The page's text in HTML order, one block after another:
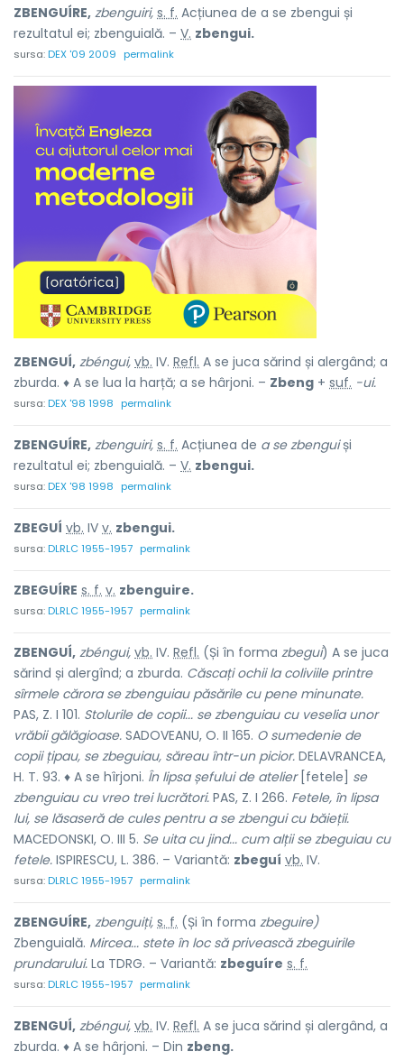
ZBENGUÍRE, zbenguiri, s. f. Acțiunea de a se zbengui și
rezultatul ei; zbenguială. – V. zbengui.
sursa:DEX '09 2009 permalink
ZBENGUÍ, zbéngui, vb. IV. Refl. A se juca sărind și alergând; a
zburda. ♦ A se lua la harță; a se hârjoni. – Zbeng + suf. -ui.
sursa:DEX '98 1998 permalink
ZBENGUÍRE, zbenguiri, s. f. Acțiunea de a se zbenguiși
rezultatul ei; zbenguială. – V. zbengui.
sursa:DEX '98 1998 permalink
ZBEGUÍ vb. IV v. zbengui.
sursa:DLRLC 1955-1957 permalink
ZBEGUÍRE s. f. v. zbenguire.
sursa:DLRLC 1955-1957 permalink
ZBENGUÍ, zbéngui, vb. IV. Refl. (Și în forma zbegui) A se juca
sărind și alergînd; a zburda. Căscați ochii la coliviile printre
sîrmele cărora se zbenguiau păsările cu pene minunate.
PAS, Z. I 101. Stolurile de copii... se zbenguiau cu veselia unor
vrăbii gălăgioase. SADOVEANU, O. II 165. O sumedenie de
copii țipau, se zbeguiau, săreau într-un picior. DELAVRANCEA,
H. T. 93. ♦ A se hîrjoni. În lipsa șefului de atelier[fetele] se
zbenguiau cu vreo trei lucrători. PAS, Z. I 266. Fetele, în lipsa
lui, se lăsaseră de cules pentru a se zbengui cu băieții.
MACEDONSKI, O. III 5. Se uita cu jind... cum alții se zbeguiau cu
fetele. ISPIRESCU, L. 386. – Variantă: zbeguí vb. IV.
sursa:DLRLC 1955-1957 permalink
ZBENGUÍRE, zbenguiți, s. f. (Și în forma zbeguire)
Zbenguială. Mircea... stete în loc să privească zbeguirile
prundarului. La TDRG. – Variantă: zbeguíre s. f.
sursa:DLRLC 1955-1957 permalink
ZBENGUÍ, zbéngui, vb. IV. Refl. A se juca sărind și alergând, a
zburda. ♦ A se hârjoni. – Din zbeng.